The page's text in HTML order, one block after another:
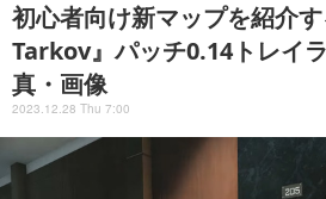
初心者向け新マップを紹介
Tarkov』パッチ0.14トレイ
真・画像
2023.12.28 Thu 7:00